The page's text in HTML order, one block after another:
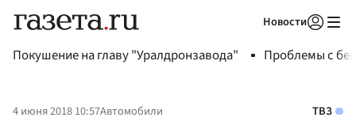
Новости
Покушение на главу "Уралдронзавода" Проблемы с
4 июня 2018 10:57Автомобили ТВЗ